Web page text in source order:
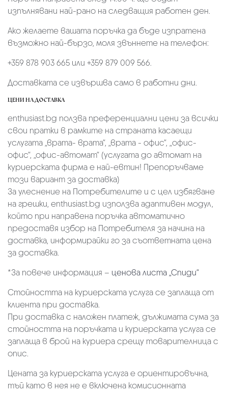
изпълнявани най-рано на следващия работен ден.
Ако желаете вашата поръчка да бъде изпратена
възможно най-бързо, моля звъннете на телефон:
+359 878 903 665 или +359 879 009 566.
Доставката се извършва само в работни дни.
ЦЕНИ НА ДОСТАВКА
enthusiast.bg ползва преференциални цени за всички
свои пратки в рамките на страната касаещи
услугата „врата- врата“, „врата - офис“, „oфис-
офис“, „офис-автомат“ (услугата до автомат на
куриерската фирма е най-евтин! Препоръчваме
този вариант за доставка)
За улеснение на Потребителите и с цел избягване
на грешки, enthusiast.bg използва адаптивен модул,
който при направена поръчка автоматично
предоставя избор на Потребителя за начина на
доставка, информирайки го за съответната цена
за доставка.
*За повече информация – ценова листа „Спиди“
Стойността на куриерската услуга се заплаща от
клиента при доставка.
При доставка с наложен платеж, дължимата сума за
стойността на поръчката и куриерската услуга се
заплаща в брой на куриера срещу товарителница с
опис.
Цената за куриерската услуга е ориентировъчна,
тъй като в нея не е включена комисионната